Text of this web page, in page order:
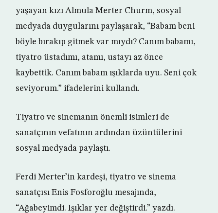
yaşayan kızı Almula Merter Churm, sosyal
medyada duygularını paylaşarak, “Babam beni
böyle bırakıp gitmek var mıydı? Canım babamı,
tiyatro üstadımı, atamı, ustayı az önce
kaybettik. Canım babam ışıklarda uyu. Seni çok
seviyorum.” ifadelerini kullandı.
Tiyatro ve sinemanın önemli isimleri de
sanatçının vefatının ardından üzüntülerini
sosyal medyada paylaştı.
Ferdi Merter’in kardeşi, tiyatro ve sinema
sanatçısı Enis Fosforoğlu mesajında,
“Ağabeyimdi. Işıklar yer değiştirdi.” yazdı.